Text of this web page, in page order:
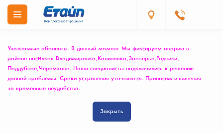
Уважаемые абоненты. В данный момент Мы фиксируем аварию в
районе посёлков Владимировка, Калиновка, Заозерье, Родники,
Поддубное, Черемхово. Наши специалисты подключились к решению
данной проблемы. Сроки устранения уточняются. Приносим извинения
за временные неудобства.
Закрыть